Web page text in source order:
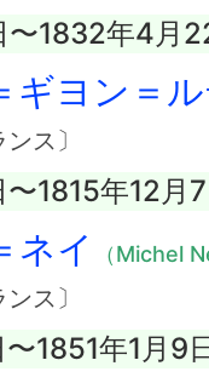
〜1832年4月
ギヨン＝
ス〕
1815年12月7
ネイ （Michel
ス〕
1851年1月9